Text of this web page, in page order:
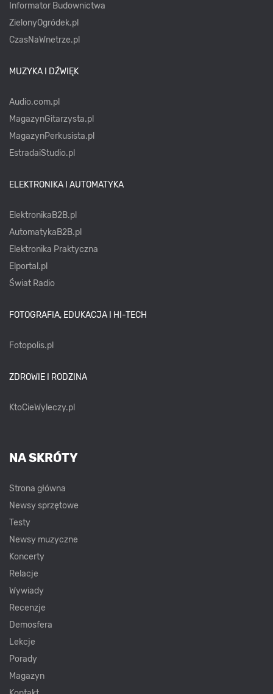
Informator Budownictwa
ZielonyOgródek.pl
CzasNaWnetrze.pl
MUZYKA I DŹWIĘK
Audio.com.pl
MagazynGitarzysta.pl
MagazynPerkusista.pl
EstradaiStudio.pl
ELEKTRONIKA I AUTOMATYKA
ElektronikaB2B.pl
AutomatykaB2B.pl
Elektronika Praktyczna
Elportal.pl
Świat Radio
FOTOGRAFIA, EDUKACJA I HI-TECH
Fotopolis.pl
ZDROWIE I RODZINA
KtoCieWyleczy.pl
NA SKRÓTY
Strona główna
Newsy sprzętowe
Testy
Newsy muzyczne
Koncerty
Relacje
Wywiady
Recenzje
Demosfera
Lekcje
Porady
Magazyn